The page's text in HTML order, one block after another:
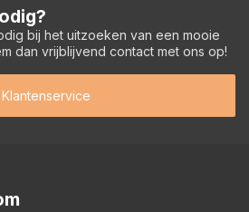
bij het uitzoeken van een mooie
dan vrijblijvend contact met ons op!
Klantenservice